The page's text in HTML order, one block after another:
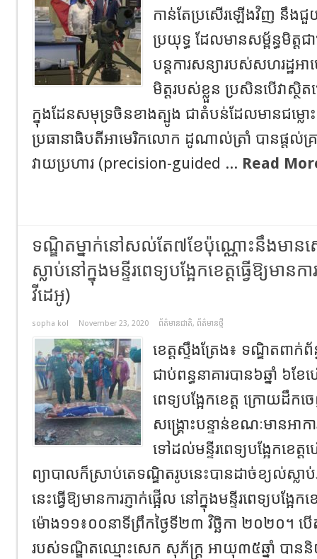
កាន់តែប្រសើរឡើងវិញ នឹងជួ
ប្រយុទ្ធ ដែលមានសម្ព័ន្ធមិត្ត
បន្តការសន្យារបស់សហរដ្ឋអាម
មិត្តរបស់ខ្លួន ប្រសិនបើវាស្ថិ
ក្នុងដែនសមុទ្រចិនខាងត្បូង ជាតំបន់ដែលមានជម្លោ
ប្រធានាធិបតីអាមេរិកលោក ដូណាល់ត្រាំ បានផ្
វាយប្រហារ (precision-guided ... Read
ទណ្ឌិតម្នាក់នៅសល់តែ៧ខែប៉ុណ្ណោះនឹងមានស
ស្លាប់នៅក្នុងមន្ទីរពេទ្យបង្អែកខេត្តធ្វើឱ្យមាន
វីដេអូ)
sopha kol November 23, 2020 ព័ត៌មានជាតិ, ព័ត៌មានថ្មី
ខេត្តស្ទឹងត្រែង៖ ទណ្ឌិតពា
ជាប់ពន្ធនាគារបាន៦ឆ្នាំ ៦ខែ
ពេទ្យបង្អែកខេត្ត ក្រោយដឹក
សង្គ្រោះបន្ទាន់ខណៈមានអាក
ទៅដល់មន្ទីរពេទ្យបង្អែកខេ
ព្យាបាលក៏ស្រាប់តេទណ្ឌិតរូបនេះបានដាច់ខ្យល់ស្លា
នេះធ្វើឱ្យមានការភ្ញាក់ផ្អើល នៅក្នុងមន្ទីរពេទ្យបង្អែ
ម៉ោង១១៖០០នាទីព្រឹកថ្ងៃទី២៣ វិច្ឆិកា ២០២០។ ប
របស់ទណ្ឌិតឈ្មោះសេក សុភ័ក្ត្រ អាយុ៣៥ឆ្នាំ បា